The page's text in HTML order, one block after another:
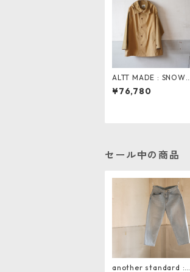
ALTT MADE : SNOW P
ARKER . BEIGE
¥76,780
セール中の商品
another standard : S